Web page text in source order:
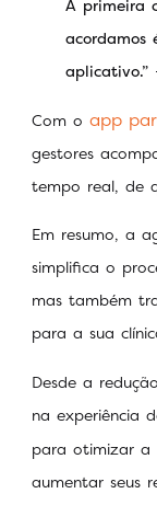
A primeira
aplicativo.”
Com o app
gestores
tempo real, de
Em resumo, a
simplifica o
mas também
para a sua
Desde a
na experiência
para otimizar a
aumentar seus